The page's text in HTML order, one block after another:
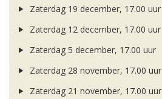
Zaterdag 19 december, 17.00 uur
Zaterdag 12 december, 17.00 uur
Zaterdag 5 december, 17.00 uur
Zaterdag 28 november, 17.00 uur
Zaterdag 21 november, 17.00 uur